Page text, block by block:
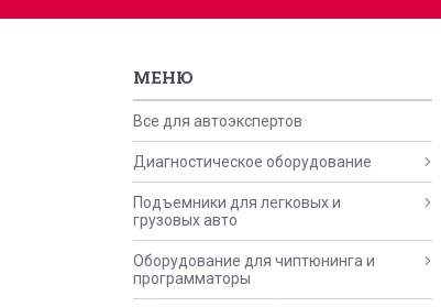
Все для автоэкспертов
Диагностическое оборудование
Подъемники для легковых и
грузовых авто
Оборудование для чиптюнинга и
программаторы